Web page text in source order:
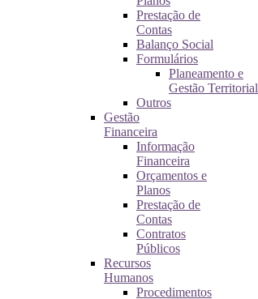
Prestação de
Contas
Balanço Social
Formulários
Planeamento e
Gestão Territorial
Outros
Gestão
Financeira
Informação
Financeira
Orçamentos e
Planos
Prestação de
Contas
Contratos
Públicos
Recursos
Humanos
Procedimentos